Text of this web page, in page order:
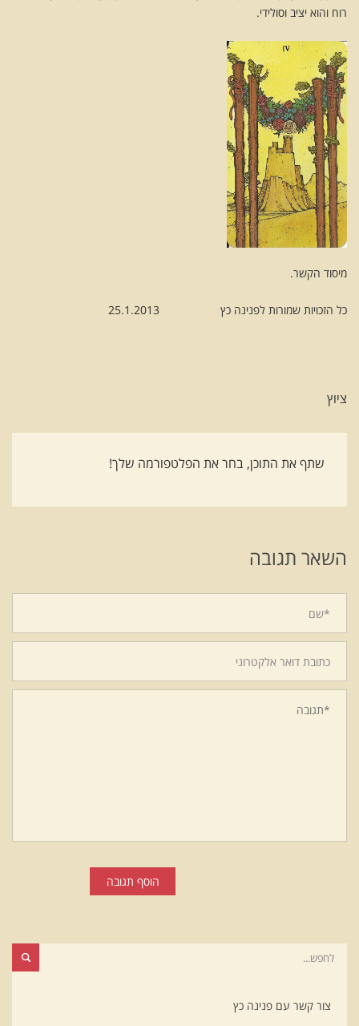
רוח והוא יציב וסולידי.
מיסוד הקשר.
כל הזכויות שמורות לפנינה כץ 25.1.2013
ציוץ
שתף את התוכן, בחר את הפלטפורמה שלך!
השאר תגובה
הוסף תגובה
צור קשר עם פנינה כץ